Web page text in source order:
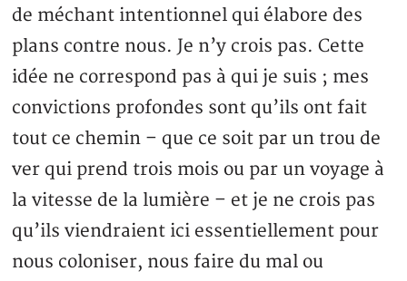
de méchant intentionnel qui élabore des
plans contre nous. Je n’y crois pas. Cette
idée ne correspond pas à qui je suis ; mes
convictions profondes sont qu’ils ont fait
tout ce chemin – que ce soit par un trou de
ver qui prend trois mois ou par un voyage à
la vitesse de la lumière – et je ne crois pas
qu’ils viendraient ici essentiellement pour
nous coloniser, nous faire du mal ou